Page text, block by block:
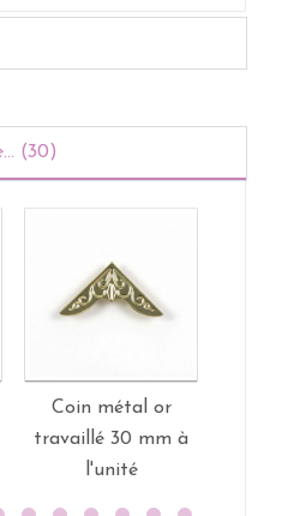
(30)
Coin métal or
travaillé 30 mm à
l'unité